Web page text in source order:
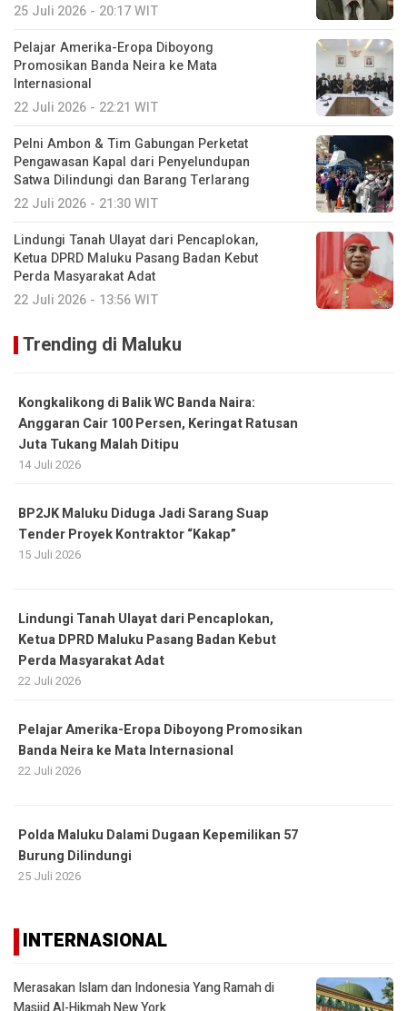
25 Juli 2026 - 20:17 WIT
Pelajar Amerika-Eropa Diboyong
Promosikan Banda Neira ke Mata
Internasional
22 Juli 2026 - 22:21 WIT
Pelni Ambon & Tim Gabungan Perketat
Pengawasan Kapal dari Penyelundupan
Satwa Dilindungi dan Barang Terlarang
22 Juli 2026 - 21:30 WIT
Lindungi Tanah Ulayat dari Pencaplokan,
Ketua DPRD Maluku Pasang Badan Kebut
Perda Masyarakat Adat
22 Juli 2026 - 13:56 WIT
Trending di Maluku
Kongkalikong di Balik WC Banda Naira:
Anggaran Cair 100 Persen, Keringat Ratusan
Juta Tukang Malah Ditipu
14 Juli 2026
BP2JK Maluku Diduga Jadi Sarang Suap
Tender Proyek Kontraktor “Kakap”
15 Juli 2026
Lindungi Tanah Ulayat dari Pencaplokan,
Ketua DPRD Maluku Pasang Badan Kebut
Perda Masyarakat Adat
22 Juli 2026
Pelajar Amerika-Eropa Diboyong Promosikan
Banda Neira ke Mata Internasional
22 Juli 2026
Polda Maluku Dalami Dugaan Kepemilikan 57
Burung Dilindungi
25 Juli 2026
INTERNASIONAL
Merasakan Islam dan Indonesia Yang Ramah di